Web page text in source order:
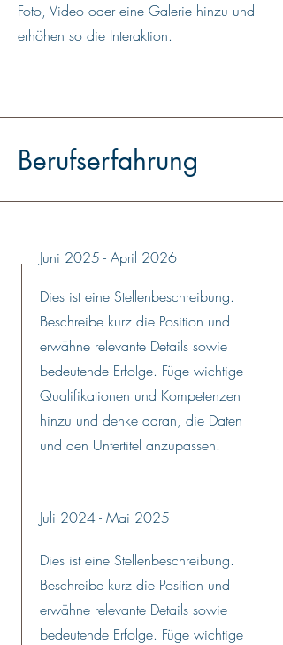
Foto, Video oder eine Galerie hinzu und
erhöhen so die Interaktion.
Berufserfahrung
Juni 2025 - April 2026
Dies ist eine Stellenbeschreibung.
Beschreibe kurz die Position und
erwähne relevante Details sowie
bedeutende Erfolge. Füge wichtige
Qualifikationen und Kompetenzen
hinzu und denke daran, die Daten
und den Untertitel anzupassen.
Juli 2024 - Mai 2025
Dies ist eine Stellenbeschreibung.
Beschreibe kurz die Position und
erwähne relevante Details sowie
bedeutende Erfolge. Füge wichtige